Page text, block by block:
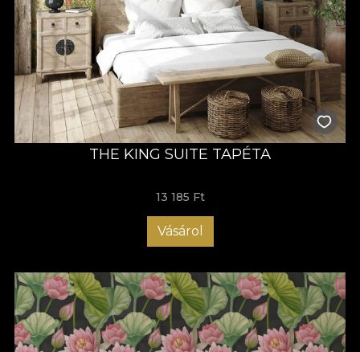
THE KING SUITE TAPÉTA
13 185 Ft
Vásárol